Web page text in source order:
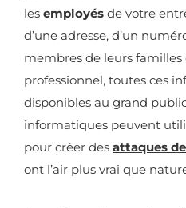
les employés de votre
d’une adresse, d’un
membres de leurs familles
professionnel, toutes ces
disponibles au grand
informatiques peuvent
pour créer des attaques
ont l’air plus vrai que